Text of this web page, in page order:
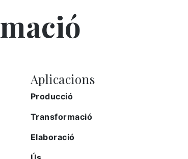
Aplicacions
Producció
Transformació
Elaboració